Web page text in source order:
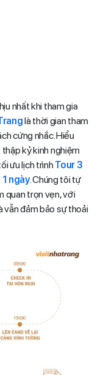
nhất khi tham gia
là thời gian tham
cứng nhắc. Hiểu
kỷ kinh nghiệm
ưu lịch trình Tour 3
ngày. Chúng tôi tự
quan trọn vẹn, với
vẫn đảm bảo sự thoải